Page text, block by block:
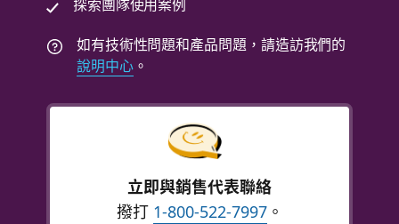
如有技術性問題和產品問題，請造訪我們的
說明中心。
立即與銷售代表聯絡
撥打 1-800-522-7997。